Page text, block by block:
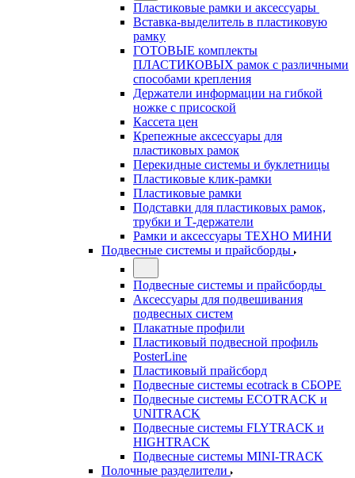
Пластиковые рамки и аксессуары
Вставка-выделитель в пластиковую
рамку
ГОТОВЫЕ комплекты
ПЛАСТИКОВЫХ рамок с различными
способами крепления
Держатели информации на гибкой
ножке с присоской
Кассета цен
Крепежные аксессуары для
пластиковых рамок
Перекидные системы и буклетницы
Пластиковые клик-рамки
Пластиковые рамки
Подставки для пластиковых рамок,
трубки и Т-держатели
Рамки и аксессуары ТЕХНО МИНИ
Подвесные системы и прайсборды
Подвесные системы и прайсборды
Аксессуары для подвешивания
подвесных систем
Плакатные профили
Пластиковый подвесной профиль
PosterLine
Пластиковый прайсборд
Подвесные системы ecotrack в СБОРЕ
Подвесные системы ECOTRACK и
UNITRACK
Подвесные системы FLYTRACK и
HIGHTRACK
Подвесные системы MINI-TRACK
Полочные разделители